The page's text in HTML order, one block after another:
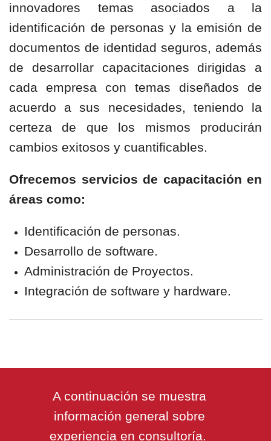
innovadores temas asociados a la
identificación de personas y la emisión de
documentos de identidad seguros, además
de desarrollar capacitaciones dirigidas a
cada empresa con temas diseñados de
acuerdo a sus necesidades, teniendo la
certeza de que los mismos producirán
cambios exitosos y cuantificables.
Ofrecemos servicios de capacitación en
áreas como:
Identificación de personas.
Desarrollo de software.
Administración de Proyectos.
Integración de software y hardware.
A continuación se muestra
información general sobre
experiencia en consultoría.